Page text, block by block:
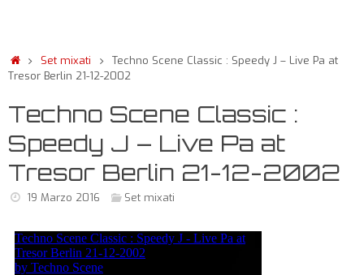
Set mixati
Techno Scene Classic : Speedy J – Live Pa at
Tresor Berlin 21-12-2002
Techno Scene Classic :
Speedy J – Live Pa at
Tresor Berlin 21-12-2002
19 Marzo 2016 Set mixati